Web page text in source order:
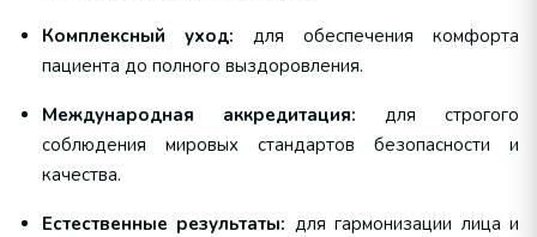
Комплексный уход: для обеспечения комфорта
пациента до полного выздоровления.
Международная аккредитация: для строгого
соблюдения мировых стандартов безопасности и
качества.
Естественные результаты: для гармонизации лица и